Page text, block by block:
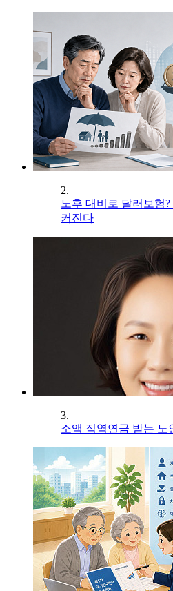
2.
노후 대비로 달러보험
커진다
3.
소액 직역연금 받는 노